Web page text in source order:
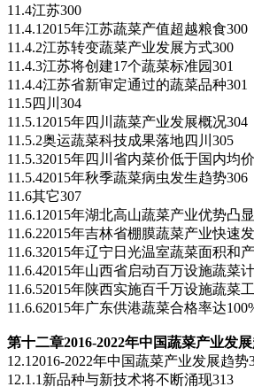
11.4江苏300
11.4.12015年江苏蔬菜产值超越粮食300
11.4.2江苏转变蔬菜产业发展方式300
11.4.3江苏将创建17个蔬菜标准园301
11.4.4江苏省新审定通过的蔬菜品种301
11.5四川304
11.5.12015年四川蔬菜产业发展概况304
11.5.2奥运蔬菜科技成果落地四川305
11.5.32015年四川省内菜价低于国内均
11.5.42015年秋季蔬菜病虫发生趋势306
11.6其它307
11.6.12015年湖北高山蔬菜产业优势凸
11.6.22015年吉林省棚膜蔬菜产业快速
11.6.32015年辽宁日光温室蔬菜面积和
11.6.42015年山西省启动百万设施蔬菜
11.6.52015年陕西实施百千万设施蔬菜
11.6.62015年广东供港蔬菜合格率达
第十二章2016-2022年中国蔬菜产业发
12.12016-2022年中国蔬菜产业发展趋势
12.1.1新品种与新技术将不断涌现313